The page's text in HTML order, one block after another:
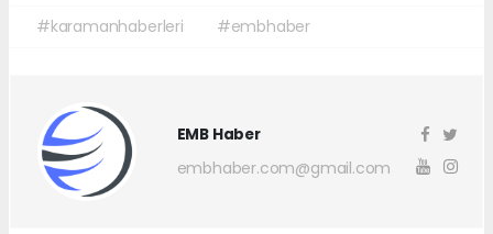
#karamanhaberleri #embhaber
EMB Haber
embhaber.com@gmail.com